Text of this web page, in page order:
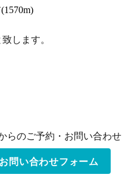
します。
らのご予約・お問い合わせ
お問い合わせフォーム